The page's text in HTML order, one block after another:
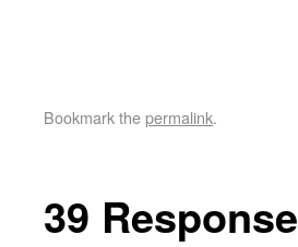
Bookmark thepermalink.
39